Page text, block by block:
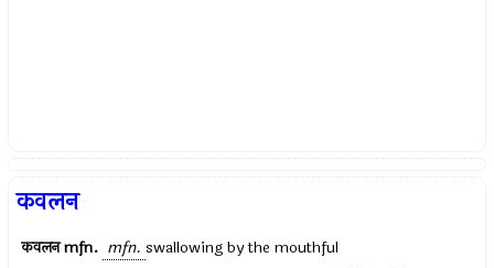
कवलन
कवलनmfn. mfn. swallowing by the mouthful